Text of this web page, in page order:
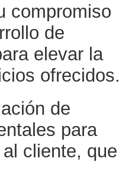
compromiso
de
elevar la
ofrecidos.
de
para
cliente, que